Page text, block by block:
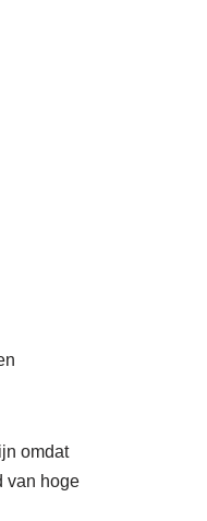
omdat
van hoge